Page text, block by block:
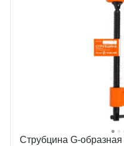
Струбцина G-